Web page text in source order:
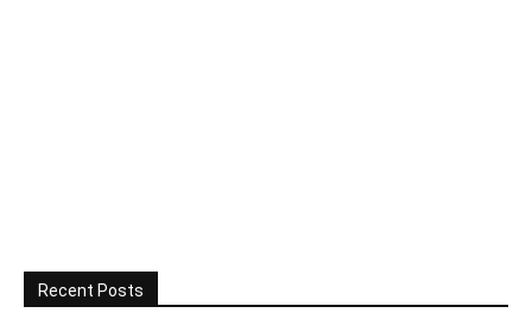
Recent Posts